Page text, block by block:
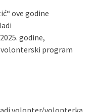
ove godine
godine,
program
volonter/volonterka